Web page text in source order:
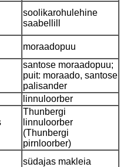
soolikarohulehine
saabellill
moraadopuu
santose moraadopuu;
puit: moraado, santose
palisander
linnuloorber
Thunbergi
linnuloorber
(Thunbergi
pirnloorber)
südajas makleia